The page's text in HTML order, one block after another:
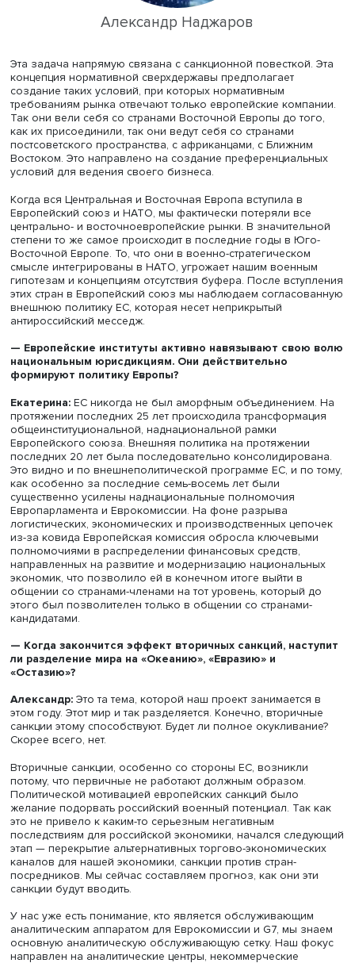
Наша страна с начала 90-х годов пыталась
числе ценностную. Соответственно, они нас не изучали,
как мы им казались просто большой страной, которая
обязана встроиться в их ценностный и — в первую
правовой ряд. В основе политики ЕС лежат не танки, не
жесткая сила и даже не идеологическая сила, а в
очередь правовое измерение, подтягивание под
собственные стандарты всего взаимодействия с
странами.
Александр Наджаров
Эта задача напрямую связана с санкционной
концепция нормативной сверхдержавы предполагает
создание таких условий, при которых нормативным
требованиям рынка отвечают только европейские
Так они вели себя со странами Восточной Европы до
как их присоединили, так они ведут себя со странами
постсоветского пространства, с африканцами, с
Востоком. Это направлено на создание
условий для ведения своего бизнеса.
Когда вся Центральная и Восточная Европа вступила в
Европейский союз и НАТО, мы фактически потеряли
центрально- и восточноевропейские рынки. В
степени то же самое происходит в последние годы в
смысле интегрированы в НАТО, угрожает нашим
гипотезам и концепциям отсутствия буфера. После
этих стран в Европейский союз мы наблюдаем
внешнюю политику ЕС, которая несет неприкрытый
антироссийский месседж.
— Европейские институты активно навязывают
национальным юрисдикциям. Они действительно
формируют политику Европы?
Екатерина:ЕС никогда не был аморфным
протяжении последних 25 лет происходила
общеинституциональной, наднациональной рамки
последних 20 лет была последовательно
Это видно и по внешнеполитической программе ЕС, и
как особенно за последние семь-восемь лет были